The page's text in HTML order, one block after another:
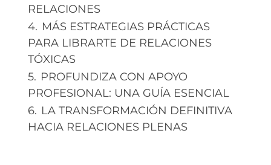
RELACIONES
4. MÁS ESTRATEGIAS PRÁCTICAS
PARA LIBRARTE DE RELACIONES
TÓXICAS
5. PROFUNDIZA CON APOYO
PROFESIONAL: UNA GUÍA ESENCIAL
6. LA TRANSFORMACIÓN DEFINITIVA
HACIA RELACIONES PLENAS